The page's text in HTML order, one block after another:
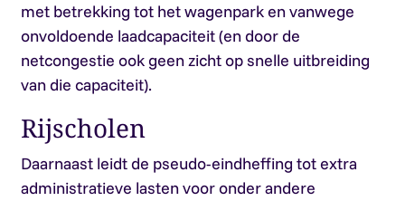
met betrekking tot het wagenpark en vanwege
onvoldoende laadcapaciteit (en door de
netcongestie ook geen zicht op snelle uitbreiding
van die capaciteit).
Rijscholen
Daarnaast leidt de pseudo-eindheffing tot extra
administratieve lasten voor onder andere